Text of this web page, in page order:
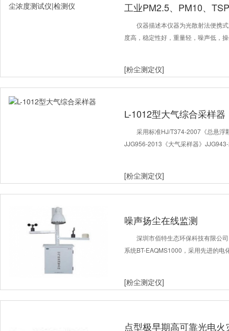
工业PM2.5、PM10、
仪器描述本仪器为光散射法便携
度高，稳定性好，重量轻，噪声低，
[粉尘测定仪]
L-1012型大气综合采样器
采用标准HJ/T374-2007《总悬浮
JJG956-2013《大气采样器》
[粉尘测定仪]
噪声扬尘在线监测
深圳市佰特生态环保科技有限公
系统BT-EAQMS1000，采用先进的电
[粉尘测定仪]
点型极早期高可靠光电火